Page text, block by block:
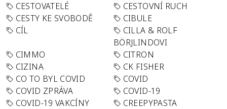
CESTOVATELÉ
CESTOVNÍ RUCH
CESTY KE SVOBODĚ
CIBULE
CÍL
CILLA & ROLF
BÖRJLINDOVI
CIMMO
CITRON
CIZINA
CK FISHER
CO TO BYL COVID
COVID
COVID ZPRÁVA
COVID-19
COVID-19 VAKCÍNY
CREEPYPASTA